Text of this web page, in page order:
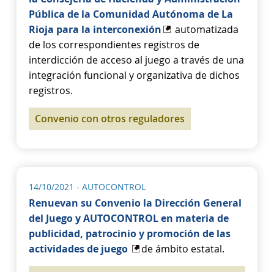
Pública de la Comunidad Autónoma de La
Rioja para la interconexión
automatizada
de los correspondientes registros de
interdicción de acceso al juego a través de una
integración funcional y organizativa de dichos
registros.
Convenio con otros reguladores
14/10/2021 - AUTOCONTROL
Renuevan su Convenio la Dirección General
del Juego y AUTOCONTROL en materia de
publicidad, patrocinio y promoción de las
actividades de juego
de ámbito estatal.